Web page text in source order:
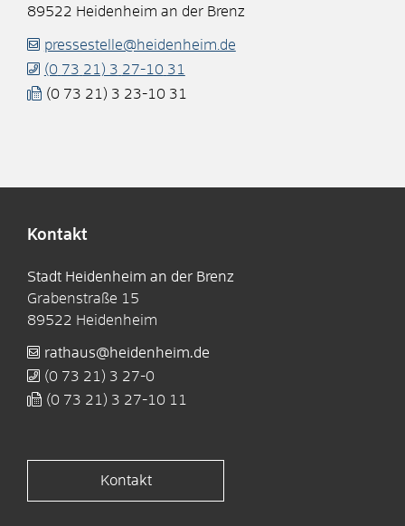
89522 Heidenheim an der Brenz
pressestelle@heidenheim.de
(0 73 21) 3 27-10 31
(0 73 21) 3 23-10 31
Kontakt
Stadt Heidenheim an der Brenz
Grabenstraße 15
89522 Heidenheim
rathaus@heidenheim.de
(0 73 21) 3 27-0
(0 73 21) 3 27-10 11
Kontakt